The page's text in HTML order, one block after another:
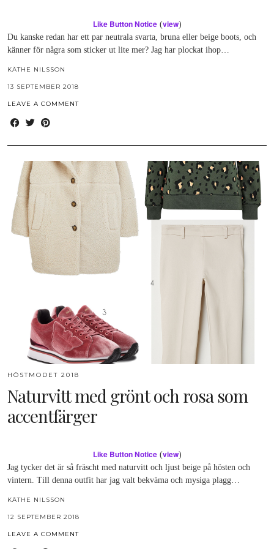
Like Button Notice(view)
Du kanske redan har ett par neutrala svarta, bruna eller beige boots, och
känner för några som sticker ut lite mer? Jag har plockat ihop…
KÄTHE NILSSON
13 SEPTEMBER 2018
LEAVE A COMMENT
HÖSTMODET 2018
Naturvitt med grönt och rosa som
accentfärger
Like Button Notice(view)
Jag tycker det är så fräscht med naturvitt och ljust beige på hösten och
vintern. Till denna outfit har jag valt bekväma och mysiga plagg…
KÄTHE NILSSON
12 SEPTEMBER 2018
LEAVE A COMMENT